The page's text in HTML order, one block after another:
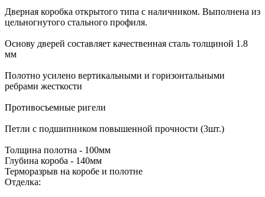
Дверная коробка открытого типа с наличником. Выполнена из
цельногнутого стального профиля.
Основу дверей составляет качественная сталь толщиной 1.8
мм
Полотно усилено вертикальными и горизонтальными
ребрами жесткости
Противосъемные ригели
Петли с подшипником повышенной прочности (3шт.)
Толщина полотна - 100мм
Глубина короба - 140мм
Терморазрыв на коробе и полотне
Отделка: